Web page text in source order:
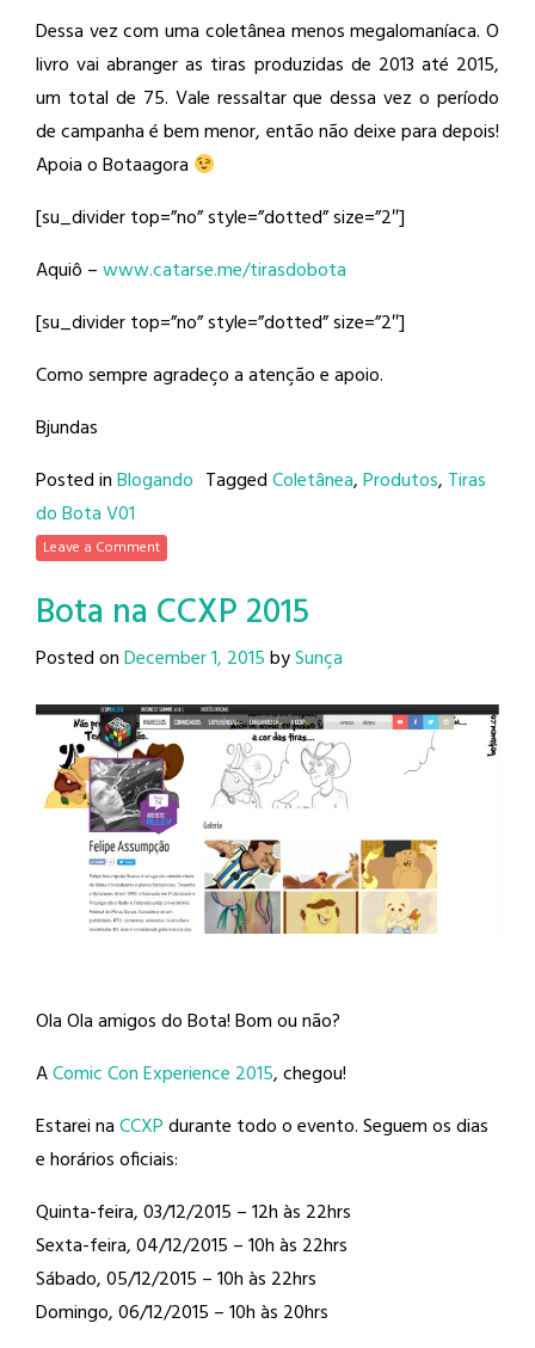
Dessa vez com uma coletânea menos megalomaníaca. O
livro vai abranger as tiras produzidas de 2013 até 2015,
um total de 75. Vale ressaltar que dessa vez o período
de campanha é bem menor, então não deixe para depois!
Apoia o Botaagora
[su_divider top=”no” style=”dotted” size=”2″]
Aquiô –www.catarse.me/tirasdobota
[su_divider top=”no” style=”dotted” size=”2″]
Como sempre agradeço a atenção e apoio.
Bjundas
Posted inBlogando TaggedColetânea,Produtos, Tiras
do Bota V01
Leave a Comment
Bota na CCXP 2015
Posted onDecember 1, 2015bySunça
Ola Ola amigos do Bota! Bom ou não?
AComic Con Experience 2015, chegou!
Estarei naCCXPdurante todo o evento. Seguem os dias
e horários oficiais:
Quinta-feira, 03/12/2015 – 12h às 22hrs
Sexta-feira, 04/12/2015 – 10h às 22hrs
Sábado, 05/12/2015 – 10h às 22hrs
Domingo, 06/12/2015 – 10h às 20hrs